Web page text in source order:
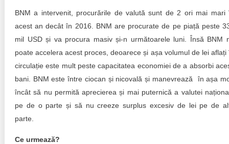
BNM a intervenit, procurările de valută sunt de 2 ori mai mari
acest an decât în 2016. BNM are procurate de pe piață peste
mil USD și va procura masiv și-n următoarele luni. Însă BNM
poate accelera acest proces, deoarece și așa volumul de lei aflați
circulație este mult peste capacitatea economiei de a absorbi
bani. BNM este între ciocan și nicovală și manevrează în așa
încât să nu permită aprecierea și mai puternică a valutei
pe de o parte și să nu creeze surplus excesiv de lei pe de
parte.
Ce urmează?